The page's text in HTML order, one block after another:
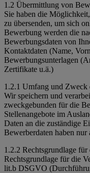
1.2 Übermittlung von
Sie haben die
zu übersenden, um sich
Bewerbung werden die
Bewerbungsdaten von
Kontaktdaten (Name,
Bewerbungsunterlagen
Zertifikate u.ä.)
1.2.1 Umfang und Zweck
Wir speichern und
zweckgebunden für die
Stellenangebote im
Daten an die zuständige
Bewerberdaten haben
1.2.2 Rechtsgrundlage
Rechtsgrundlage für die
lit.b DSGVO